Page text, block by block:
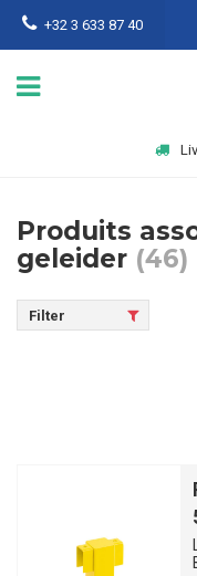
+32 3 633 87 40
Produits
geleider (46)
Filter